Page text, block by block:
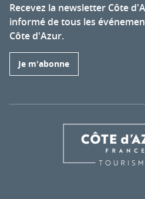
Recevez la newsletter Côte
informé de tous les
Côte d'Azur.
Je m'abonne